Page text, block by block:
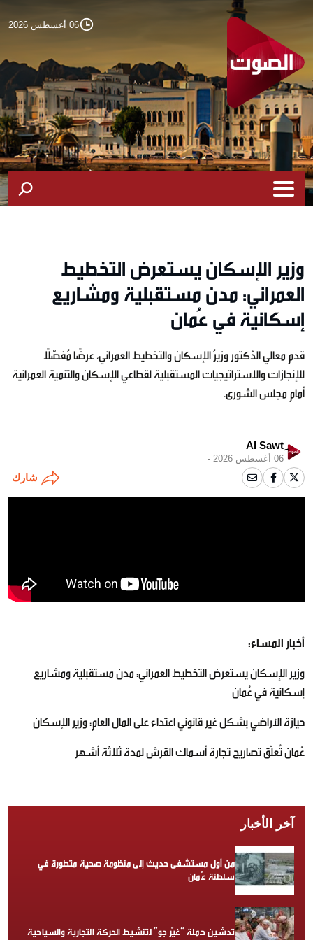
06 أغسطس 2026
وزير الإسكان يستعرض التخطيط
العمراني: مدن مستقبلية ومشاريع
إسكانية في عُمان
قدم معالي الدّكتور وزيرُ الإسكان والتخطيط العمراني، عرضًا مُفصّلًا
للإنجازات والاستراتيجيات المستقبلية لقطاعي الإسكان والتنمية العمرانية
أمام مجلس الشورى.
06 أغسطس 2026 -
شارك
أخبار المساء:
وزير الإسكان يستعرض التخطيط العمراني: مدن مستقبلية ومشاريع
إسكانية في عُمان
حيازة الأراضي بشكل غير قانوني اعتداء على المال العام: وزير الإسكان
عُمان تُعلّق تصاريح تجارة أسماك القرش لمدة ثلاثة أشهر
آخر الأخبار
من أول مستشفى حديث إلى منظومة صحية متطورة في
سلطنة عُمان
تدشين حملة “غيّر جو” لتنشيط الحركة التجارية والسياحية